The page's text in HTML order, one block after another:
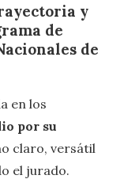
y
de
de
en los
por su
claro, versátil
el jurado.